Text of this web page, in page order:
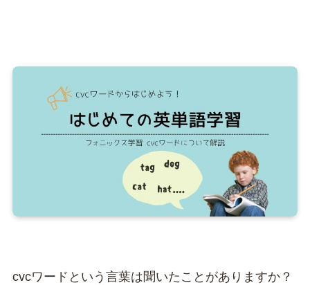
cvcワードという言葉は聞いたことがありますか？